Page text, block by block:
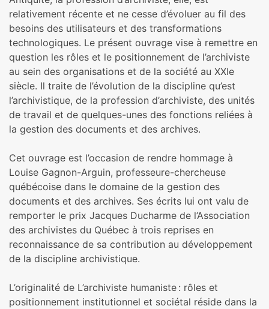
relativement récente et ne cesse d’évoluer au fil des
besoins des utilisateurs et des transformations
technologiques. Le présent ouvrage vise à remettre en
question les rôles et le positionnement de l’archiviste
au sein des organisations et de la société au XXIe
siècle. Il traite de l’évolution de la discipline qu’est
l’archivistique, de la profession d’archiviste, des unités
de travail et de quelques-unes des fonctions reliées à
la gestion des documents et des archives.
Cet ouvrage est l’occasion de rendre hommage à
Louise Gagnon-Arguin, professeure-chercheuse
québécoise dans le domaine de la gestion des
documents et des archives. Ses écrits lui ont valu de
remporter le prix Jacques Ducharme de l’Association
des archivistes du Québec à trois reprises en
reconnaissance de sa contribution au développement
de la discipline archivistique.
L’originalité de L’archiviste humaniste : rôles et
positionnement institutionnel et sociétal réside dans la